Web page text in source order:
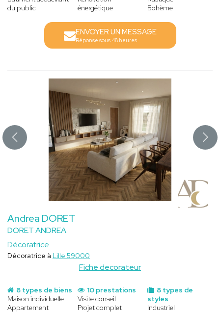
du public
Bohème
énergétique
ENVOYER UN MESSAGE
Réponse sous 48 heures
Andrea DORET
DORET ANDREA
Décoratrice
Fiche decorateur
Décoratrice à Lille 59000
8 types de biens
Maison individuelle
Appartement
8 types de
styles
Industriel
10 prestations
Visite conseil
Projet complet